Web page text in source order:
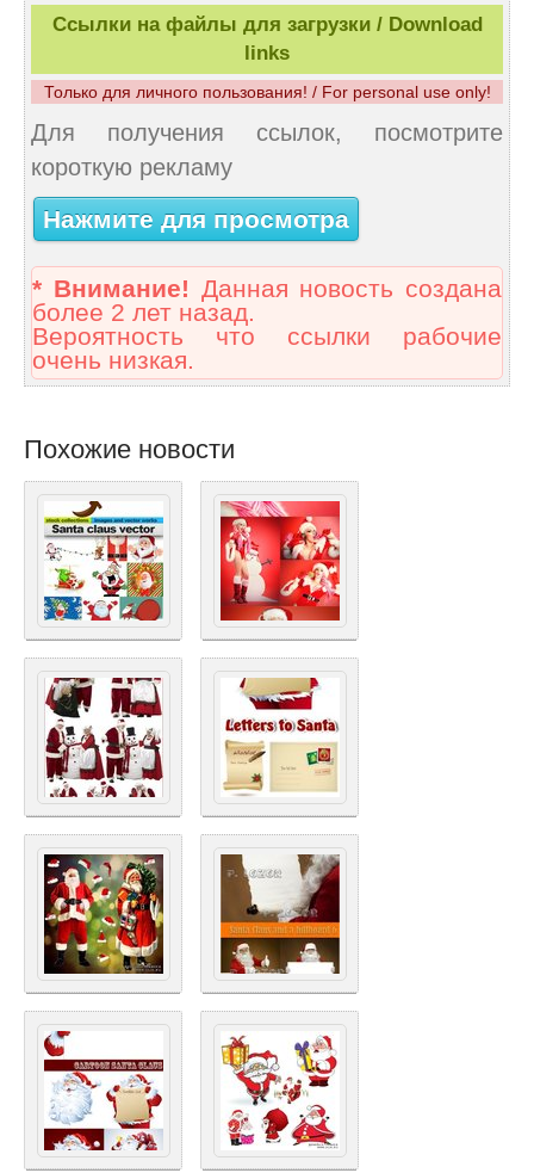
Ссылки на файлы для загрузки / Download
links
Только для личного пользования! / For personal use only!
Для получения ссылок, посмотрите
короткую рекламу
Нажмите для просмотра
* Внимание! Данная новость создана
более 2 лет назад.
Вероятность что ссылки рабочие
очень низкая.
Похожие новости